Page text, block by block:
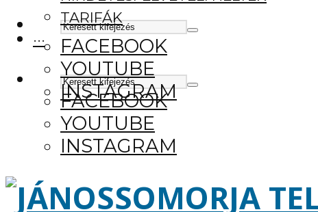
FACEBOOK
YOUTUBE
INSTAGRAM
TARIFÁK
···
FACEBOOK
YOUTUBE
INSTAGRAM